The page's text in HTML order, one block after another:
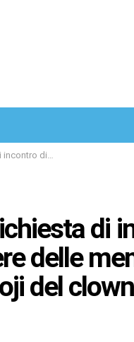
una mail con le emoji del clown 🤡
di
delle
del